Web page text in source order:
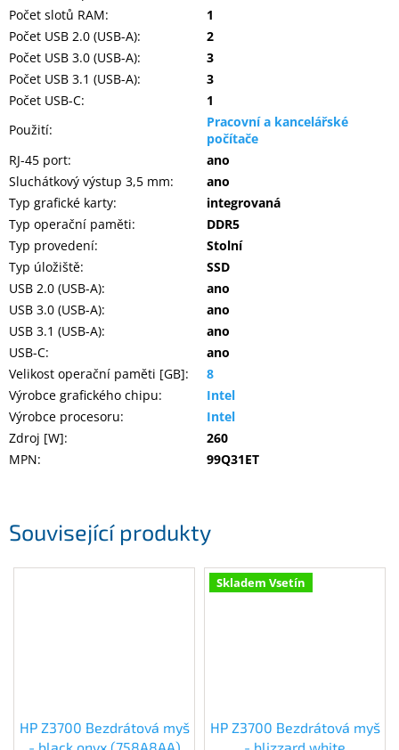
Související produkty
HP Z3700 Bezdrátová myš
Skladem Vsetín
HP Z3700 Bezdrátová myš
Počet slotů RAM:
1
Počet USB 2.0 (USB-A):
2
Počet USB 3.0 (USB-A):
3
Počet USB 3.1 (USB-A):
3
Počet USB-C:
1
Použití:
Pracovní a kancelářské
počítače
RJ-45 port:
ano
Sluchátkový výstup 3,5 mm:
ano
Typ grafické karty:
integrovaná
Typ operační paměti:
DDR5
Typ provedení:
Stolní
Typ úložiště:
SSD
USB 2.0 (USB-A):
ano
USB 3.0 (USB-A):
ano
USB 3.1 (USB-A):
ano
USB-C:
ano
Velikost operační paměti [GB]:
8
Výrobce grafického chipu:
Intel
Výrobce procesoru:
Intel
Zdroj [W]:
260
MPN: 99Q31ET